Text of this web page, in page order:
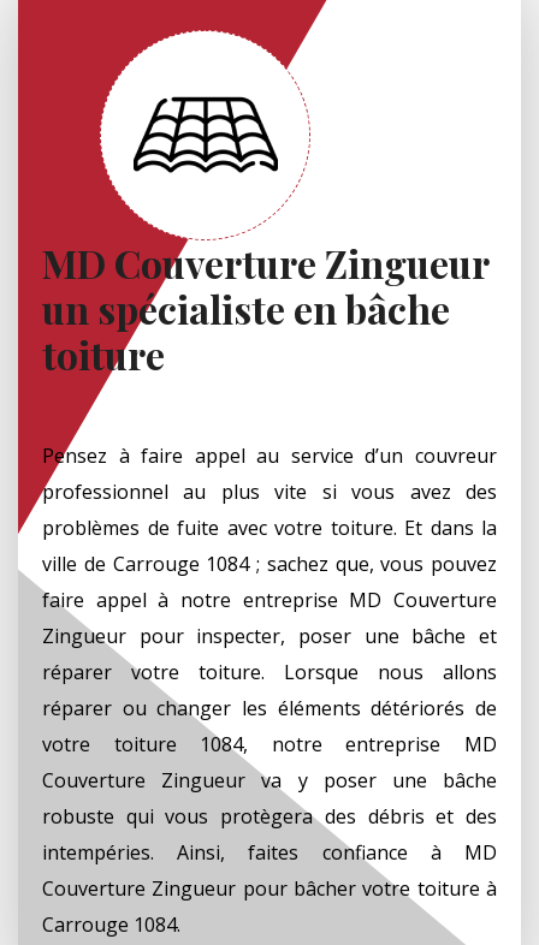
MD Couverture Zingueur
un spécialiste en bâche
toiture
Pensez à faire appel au service d’un couvreur
professionnel au plus vite si vous avez des
problèmes de fuite avec votre toiture. Et dans la
ville de Carrouge 1084 ; sachez que, vous pouvez
faire appel à notre entreprise MD Couverture
Zingueur pour inspecter, poser une bâche et
réparer votre toiture. Lorsque nous allons
réparer ou changer les éléments détériorés de
votre toiture 1084, notre entreprise MD
Couverture Zingueur va y poser une bâche
robuste qui vous protègera des débris et des
intempéries. Ainsi, faites confiance à MD
Couverture Zingueur pour bâcher votre toiture à
Carrouge 1084.